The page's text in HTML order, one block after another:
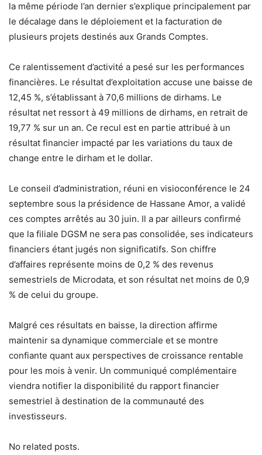
la même période l’an dernier s’explique principalement par
le décalage dans le déploiement et la facturation de
plusieurs projets destinés aux Grands Comptes.
Ce ralentissement d’activité a pesé sur les performances
financières. Le résultat d’exploitation accuse une baisse de
12,45 %, s’établissant à 70,6 millions de dirhams. Le
résultat net ressort à 49 millions de dirhams, en retrait de
19,77 % sur un an. Ce recul est en partie attribué à un
résultat financier impacté par les variations du taux de
change entre le dirham et le dollar.
Le conseil d’administration, réuni en visioconférence le 24
septembre sous la présidence de Hassane Amor, a validé
ces comptes arrêtés au 30 juin. Il a par ailleurs confirmé
que la filiale DGSM ne sera pas consolidée, ses indicateurs
financiers étant jugés non significatifs. Son chiffre
d’affaires représente moins de 0,2 % des revenus
semestriels de Microdata, et son résultat net moins de 0,9
% de celui du groupe.
Malgré ces résultats en baisse, la direction affirme
maintenir sa dynamique commerciale et se montre
confiante quant aux perspectives de croissance rentable
pour les mois à venir. Un communiqué complémentaire
viendra notifier la disponibilité du rapport financier
semestriel à destination de la communauté des
investisseurs.
No related posts.